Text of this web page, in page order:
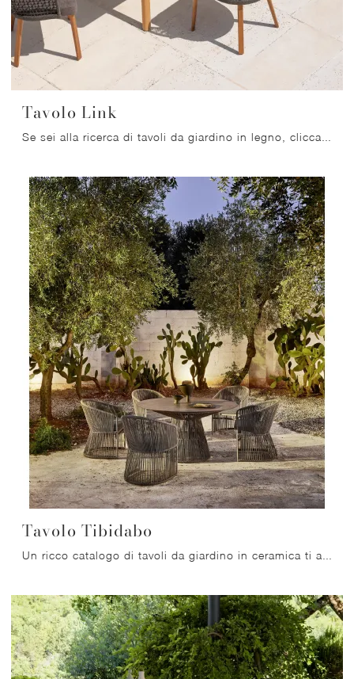
Tavolo Link
Tavolo Tibidabo